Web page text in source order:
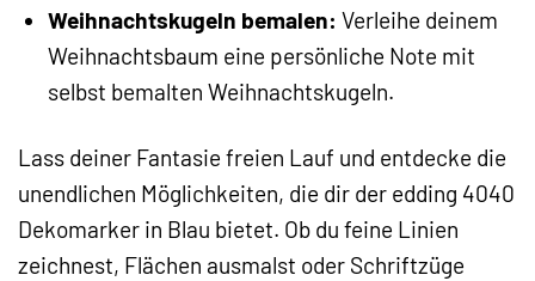
Weihnachtskugeln bemalen: Verleihe deinem
Weihnachtsbaum eine persönliche Note mit
selbst bemalten Weihnachtskugeln.
Lass deiner Fantasie freien Lauf und entdecke die
unendlichen Möglichkeiten, die dir der edding 4040
Dekomarker in Blau bietet. Ob du feine Linien
zeichnest, Flächen ausmalst oder Schriftzüge